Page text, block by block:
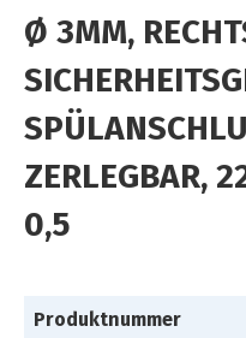
Ø 3MM,
ZERLEGBAR,
0,5
Produktnummer